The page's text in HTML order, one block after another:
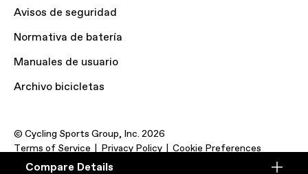
Compare Details
Avisos de seguridad
Normativa de batería
Manuales de usuario
Archivo bicicletas
© Cycling Sports Group, Inc. 2026
Terms of Service
Privacy Policy Cookie Preferences